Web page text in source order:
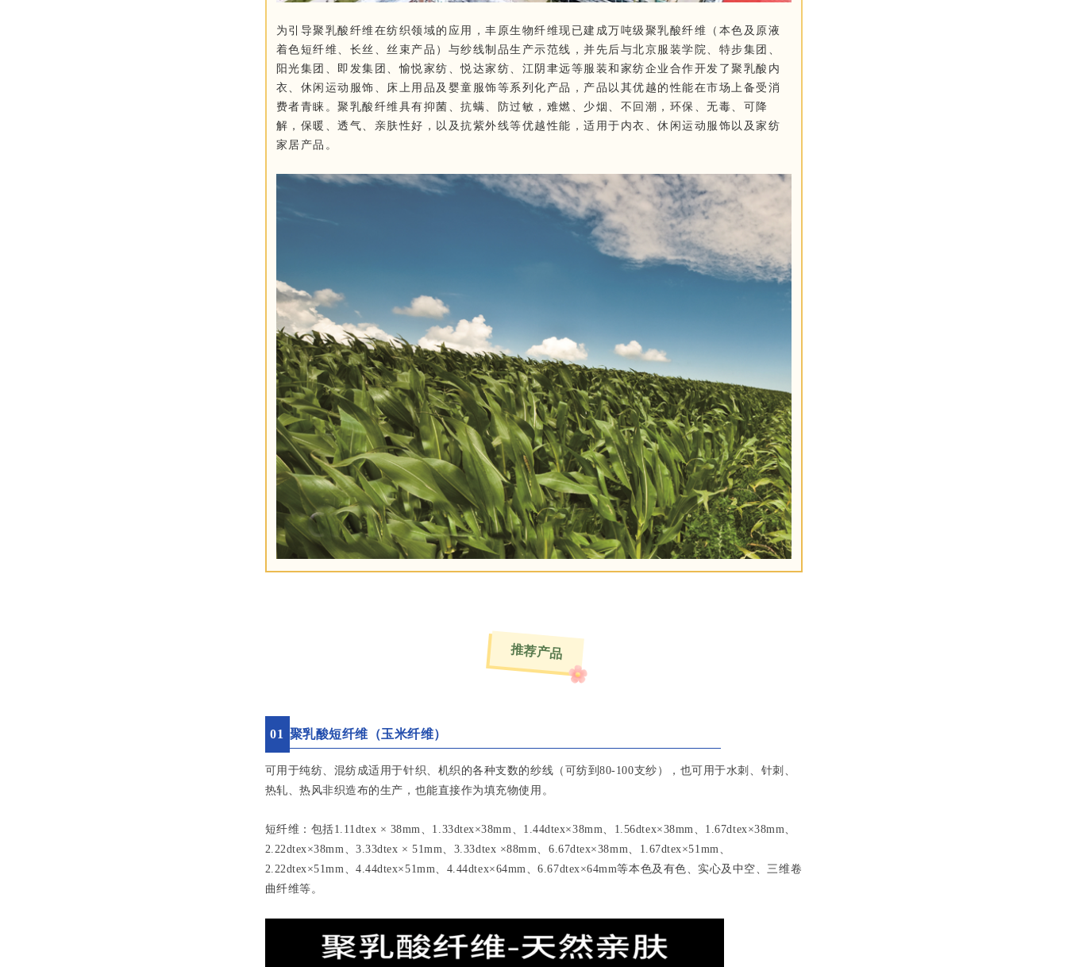
为引导聚乳酸纤维在纺织领域的应用，丰原生物纤维现已建成万吨级聚乳酸纤维（本色及原液
着色短纤维、长丝、丝束产品）与纱线制品生产示范线，并先后与北京服装学院、特步集团、
阳光集团、即发集团、愉悦家纺、悦达家纺、江阴聿远等服装和家纺企业合作开发了聚乳酸内
衣、休闲运动服饰、床上用品及婴童服饰等系列化产品，产品以其优越的性能在市场上备受消
费者青睐。聚乳酸纤维具有抑菌、抗螨、防过敏，难燃、少烟、不回潮，环保、无毒、可降
解，保暖、透气、亲肤性好，以及抗紫外线等优越性能，适用于内衣、休闲运动服饰以及家纺
家居产品。
推荐产品
01 聚乳酸短纤维（玉米纤维）
可用于纯纺、混纺成适用于针织、机织的各种支数的纱线（可纺到80-100支纱），也可用于水刺、针刺、
热轧、热风非织造布的生产，也能直接作为填充物使用。
短纤维：包括1.11dtex × 38mm、1.33dtex×38mm、1.44dtex×38mm、1.56dtex×38mm、1.67dtex×38mm、
2.22dtex×38mm、3.33dtex × 51mm、3.33dtex ×88mm、6.67dtex×38mm、1.67dtex×51mm、
2.22dtex×51mm、4.44dtex×51mm、4.44dtex×64mm、6.67dtex×64mm等本色及有色、实心及中空、三维卷
曲纤维等。